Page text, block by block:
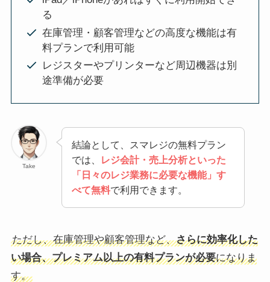
る
在庫管理・顧客管理などの高度な機能は有
料プランで利用可能
レジスターやプリンターなど周辺機器は別
途準備が必要
Take
結論として、スマレジの無料プラン
では、
レジ会計・売上分析といった
「日々のレジ業務に必要な機能」す
べて無料で利用できます。
ただし、在庫管理や顧客管理など、さらに効率化した
い場合、プレミアム以上の有料プランが必要になりま
す。